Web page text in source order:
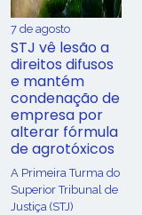
7 de agosto
STJ vê lesão a
direitos difusos
e mantém
condenação de
empresa por
alterar fórmula
de agrotóxicos
​A Primeira Turma do
Superior Tribunal de
Justiça (STJ)